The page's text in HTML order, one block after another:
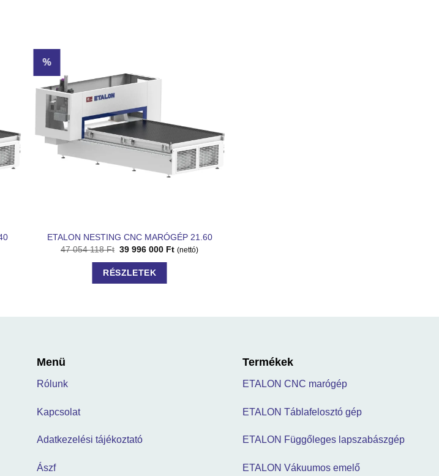
%
ETALON NESTING CNC MARÓGÉP 21.60
47 054 118Ft 39 996 000 Ft (nettó)
RÉSZLETEK
Menü
Rólunk
Kapcsolat
Adatkezelési tájékoztató
Ászf
Termékek
ETALON CNC marógép
ETALON Táblafelosztó gép
ETALON Függőleges lapszabászgép
ETALON Vákuumos emelő